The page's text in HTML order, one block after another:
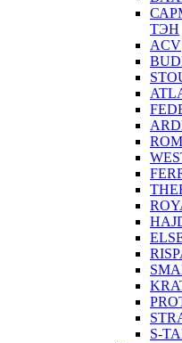
ТЭН
ACV
S-